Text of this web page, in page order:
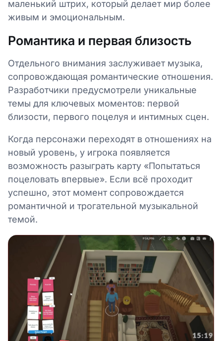
маленький штрих, который делает мир более
живым и эмоциональным.
Романтика и первая близость
Отдельного внимания заслуживает музыка,
сопровождающая романтические отношения.
Разработчики предусмотрели уникальные
темы для ключевых моментов: первой
близости, первого поцелуя и интимных сцен.
Когда персонажи переходят в отношениях на
новый уровень, у игрока появляется
возможность разыграть карту «Попытаться
поцеловать впервые». Если всё проходит
успешно, этот момент сопровождается
романтичной и трогательной музыкальной
темой.